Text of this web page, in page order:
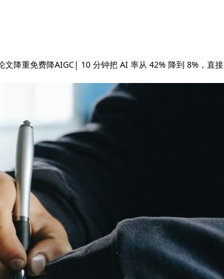
降重免费降AIGC| 10 分钟把 AI 率从 42% 降到 8%，直接